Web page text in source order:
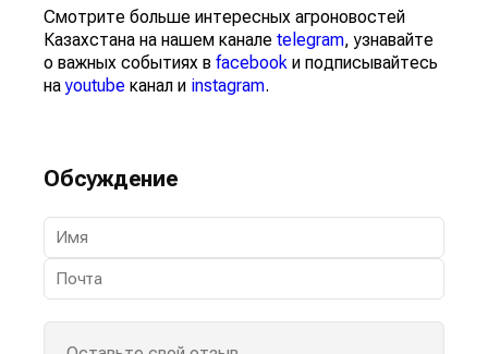
Смотрите больше интересных агроновостей
Казахстана на нашем канале telegram, узнавайте
о важных событиях в facebook и подписывайтесь
наyoutube канал и instagram.
Обсуждение